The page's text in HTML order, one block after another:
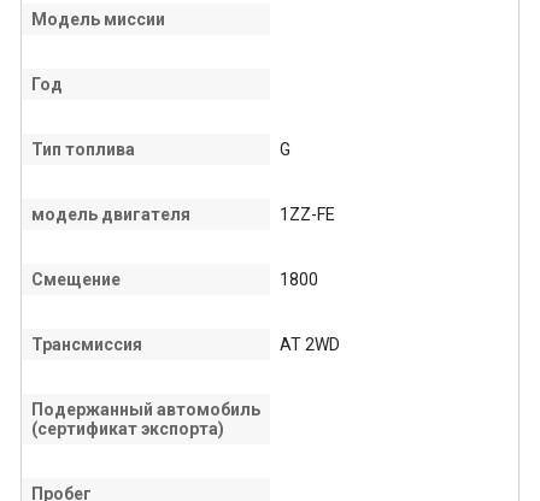
Модель миссии
Год
Тип топлива G
модель двигателя 1ZZ-FE
Смещение 1800
Трансмиссия AT 2WD
Подержанный автомобиль
(сертификат экспорта)
Пробег